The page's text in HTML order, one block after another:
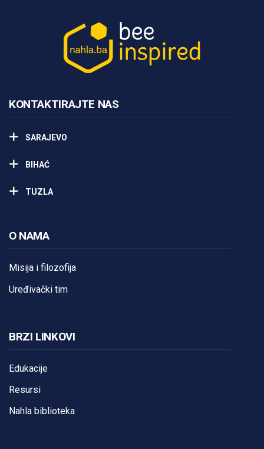
KONTAKTIRAJTE NAS
SARAJEVO
BIHAĆ
TUZLA
O NAMA
Misija i filozofija
Uređivački tim
BRZI LINKOVI
Edukacije
Resursi
Nahla biblioteka